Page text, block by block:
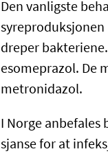
Den vanligste
dreper
esomeprazol. De
metronidazol.
I Norge anbefales
sjanse for at